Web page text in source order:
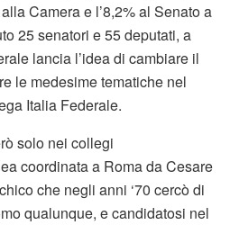
Camera e l’8,2% al Senato a
25 senatori e 55 deputati, a
lancia l’idea di cambiare il
le medesime tematiche nel
Italia Federale.
solo nei collegi
coordinata a Roma da Cesare
che negli anni ‘70 cercò di
qualunque, e candidatosi nel